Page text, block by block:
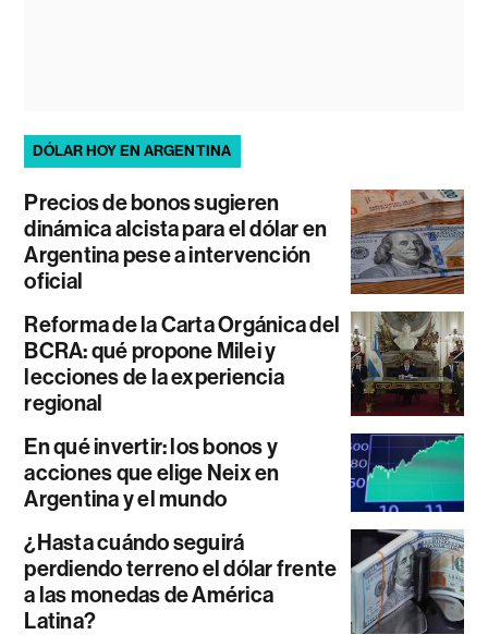
DÓLAR HOY EN ARGENTINA
Precios de bonos sugieren
dinámica alcista para el dólar en
Argentina pese a intervención
oficial
Reforma de la Carta Orgánica del
BCRA: qué propone Milei y
lecciones de la experiencia
regional
En qué invertir: los bonos y
acciones que elige Neix en
Argentina y el mundo
¿Hasta cuándo seguirá
perdiendo terreno el dólar frente
a las monedas de América
Latina?